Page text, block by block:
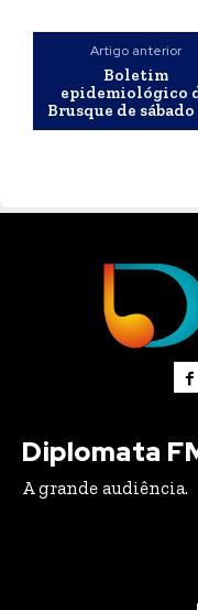
Artigo anterior
Boletim
epidemiológico
Brusque de sábado
Diplomata
A grande audiência.